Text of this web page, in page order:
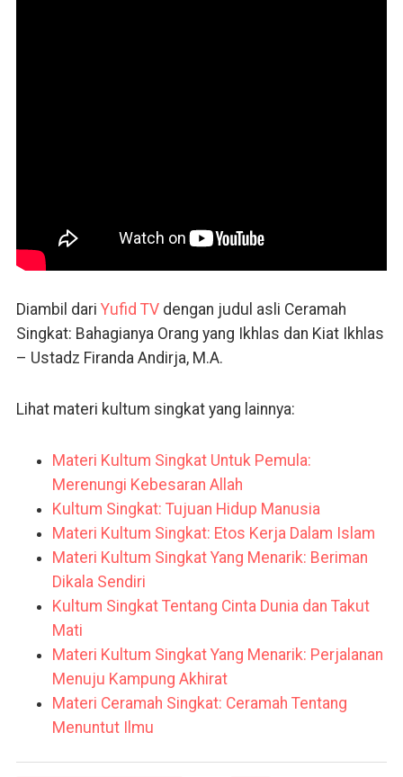
Diambil dari Yufid TVdengan judul asli Ceramah
Singkat: Bahagianya Orang yang Ikhlas dan Kiat Ikhlas
– Ustadz Firanda Andirja, M.A.
Lihat materi kultum singkat yang lainnya:
Materi Kultum Singkat Untuk Pemula:
Merenungi Kebesaran Allah
Kultum Singkat: Tujuan Hidup Manusia
Materi Kultum Singkat: Etos Kerja Dalam Islam
Materi Kultum Singkat Yang Menarik: Beriman
Dikala Sendiri
Kultum Singkat Tentang Cinta Dunia dan Takut
Mati
Materi Kultum Singkat Yang Menarik: Perjalanan
Menuju Kampung Akhirat
Materi Ceramah Singkat: Ceramah Tentang
Menuntut Ilmu